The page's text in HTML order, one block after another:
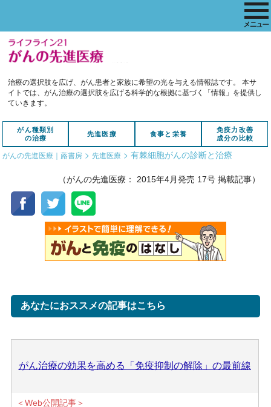
治療の選択肢を広げ、がん患者と家族に希望の光を与える情報誌です。
本サ
イトでは、がん治療の選択肢を広げる科学的な根拠に基づく「情報」を提供し
ていきます。
がん種類別
の治療
先進医療 食事と栄養
免疫力改善
成分の比較
がんの先進医療｜蕗書房 > 先進医療 >有棘細胞がんの診断と治療
（がんの先進医療： 2015年4月発売 17号 掲載記事）
あなたにおススメの記事はこちら
がん治療の効果を高める「免疫抑制の解除」の最前線
＜Web公開記事＞